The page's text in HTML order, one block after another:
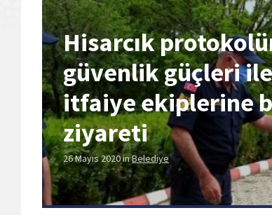
Hisarcık
güvenlik güçleri
itfaiye ekiplerine
ziyareti
26 Mayıs 2020inBelediye